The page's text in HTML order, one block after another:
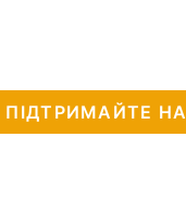
ПІДТРИМАЙТЕ